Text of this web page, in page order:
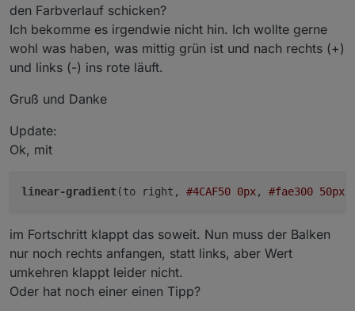
den Farbverlauf schicken?
Ich bekomme es irgendwie nicht hin. Ich wollte gerne
wohl was haben, was mittig grün ist und nach rechts (+)
und links (-) ins rote läuft.
Gruß und Danke
Update:
Ok, mit
linear-gradient(to right, #4CAF50 0px, #fae300 50px
im Fortschritt klappt das soweit. Nun muss der Balken
nur noch rechts anfangen, statt links, aber Wert
umkehren klappt leider nicht.
Oder hat noch einer einen Tipp?